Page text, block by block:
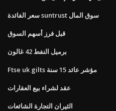
سعر الفائدة suntrust سوق المال
قبل فرز أسهم السوق
برميل النفط 42 غالون
Ftse uk gilts مؤشر عائد 15 سنة
عقد لشراء بيع العقارات
الثيران التجارة الشائعات